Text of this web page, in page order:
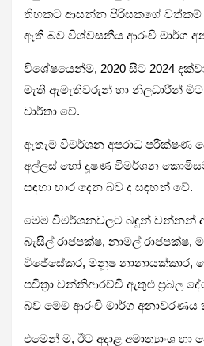
තිහකට ආසන්න පිරිසකගේ
ඇති බව විශ්වසනීය ආරංචි මාර්ග
විශේෂයෙන්ම, 2020 සිට 2024
මැති ඇමැතිවරුන් හා නිලධාරීන්
වාර්තා වේ.
ඇතැම් විමර්ශන අපරාධ පරීක්ෂණ
අල්ලස් හෝ දූෂණ විමර්ශන
සඳහා භාර දෙන බව ද සඳහන් වේ.
මෙම විමර්ශනවලට බඳුන් වන්නන්
බැසිල් රාජපක්ෂ, නාමල් රාජපක්ෂ,
විජේසේකර, මනූෂ නානායක්කාර,
පවිත්‍රා වන්නිආරච්චි ඇතුළු ප්‍රබල
බව මෙම ආරංචි මාර්ග අනාවරණය
එමෙන් ම, ඊට අදාළ අමාත්‍යාංශ හා